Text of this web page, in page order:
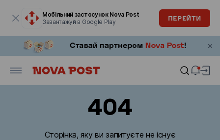
Мобільний застосунок Nova Post
Завантажуй в Google Play
ПЕРЕЙТИ
404
Сторінка, яку ви запитуєте не існує